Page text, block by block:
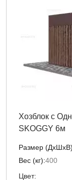
Хозблок с
SKOGGY 6м
Размер
Вес (кг):400
Цвет: